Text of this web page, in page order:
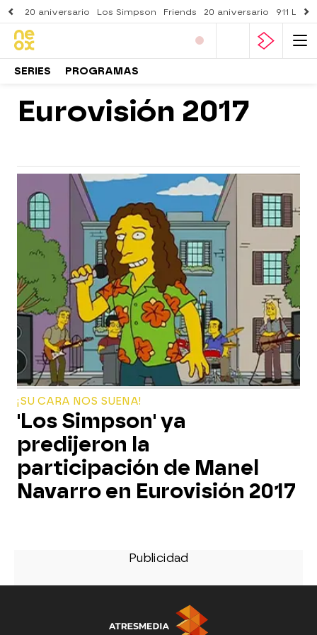
20 aniversario Los Simpson Friends 20 aniversario 911
SERIES PROGRAMAS
Eurovisión 2017
¡SU CARA NOS SUENA!
'Los Simpson' ya
predijeron la
participación de Manel
Navarro en Eurovisión 2017